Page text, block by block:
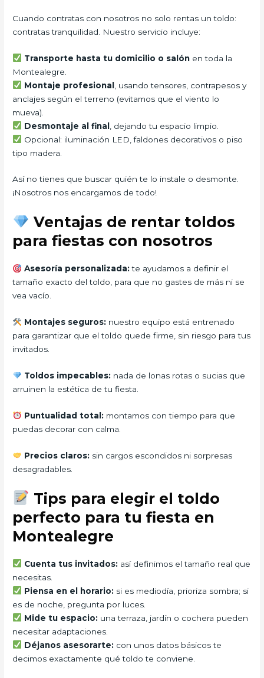
Cuando contratas con nosotros no solo rentas un toldo:
contratas tranquilidad. Nuestro servicio incluye:
Transporte hasta tu domicilio o salónen toda la
Montealegre.
Montaje profesional, usando tensores, contrapesos y
anclajes según el terreno (evitamos que el viento lo
mueva).
Desmontaje al final, dejando tu espacio limpio.
Opcional: iluminación LED, faldones decorativos o piso
tipo madera.
Así no tienes que buscar quién te lo instale o desmonte.
¡Nosotros nos encargamos de todo!
Ventajas de rentar toldos
para fiestas con nosotros
Asesoría personalizada:te ayudamos a definir el
tamaño exacto del toldo, para que no gastes de más ni se
vea vacío.
Montajes seguros:nuestro equipo está entrenado
para garantizar que el toldo quede firme, sin riesgo para tus
invitados.
Toldos impecables:nada de lonas rotas o sucias que
arruinen la estética de tu fiesta.
Puntualidad total:montamos con tiempo para que
puedas decorar con calma.
Precios claros:sin cargos escondidos ni sorpresas
desagradables.
Tips para elegir el toldo
perfecto para tu fiesta en
Montealegre
Cuenta tus invitados:así definimos el tamaño real que
necesitas.
Piensa en el horario:si es mediodía, prioriza sombra; si
es de noche, pregunta por luces.
Mide tu espacio:una terraza, jardín o cochera pueden
necesitar adaptaciones.
Déjanos asesorarte:con unos datos básicos te
decimos exactamente qué toldo te conviene.